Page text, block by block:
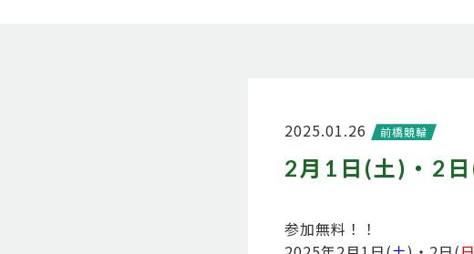
2025.01.26 前橋競輪
2月1日(土)・2日
参加無料！！